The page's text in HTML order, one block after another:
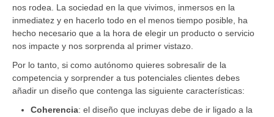
nos rodea. La sociedad en la que vivimos, inmersos en la
inmediatez y en hacerlo todo en el menos tiempo posible, ha
hecho necesario que a la hora de elegir un producto o servicio
nos impacte y nos sorprenda al primer vistazo.
Por lo tanto, si como autónomo quieres sobresalir de la
competencia y sorprender a tus potenciales clientes debes
añadir un diseño que contenga las siguiente características:
Coherencia: el diseño que incluyas debe de ir ligado a la